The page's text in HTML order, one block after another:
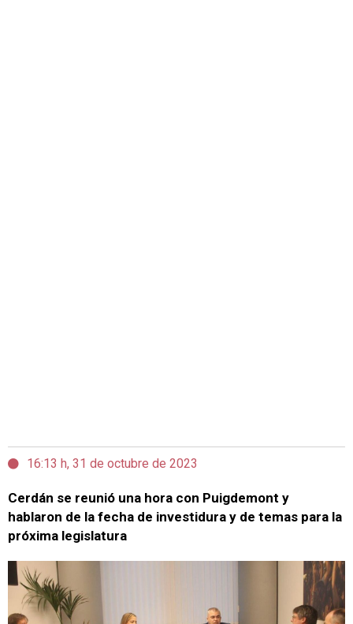
16:13 h, 31 de octubre de 2023
Cerdán se reunió una hora con Puigdemont y
hablaron de la fecha de investidura y de temas para la
próxima legislatura